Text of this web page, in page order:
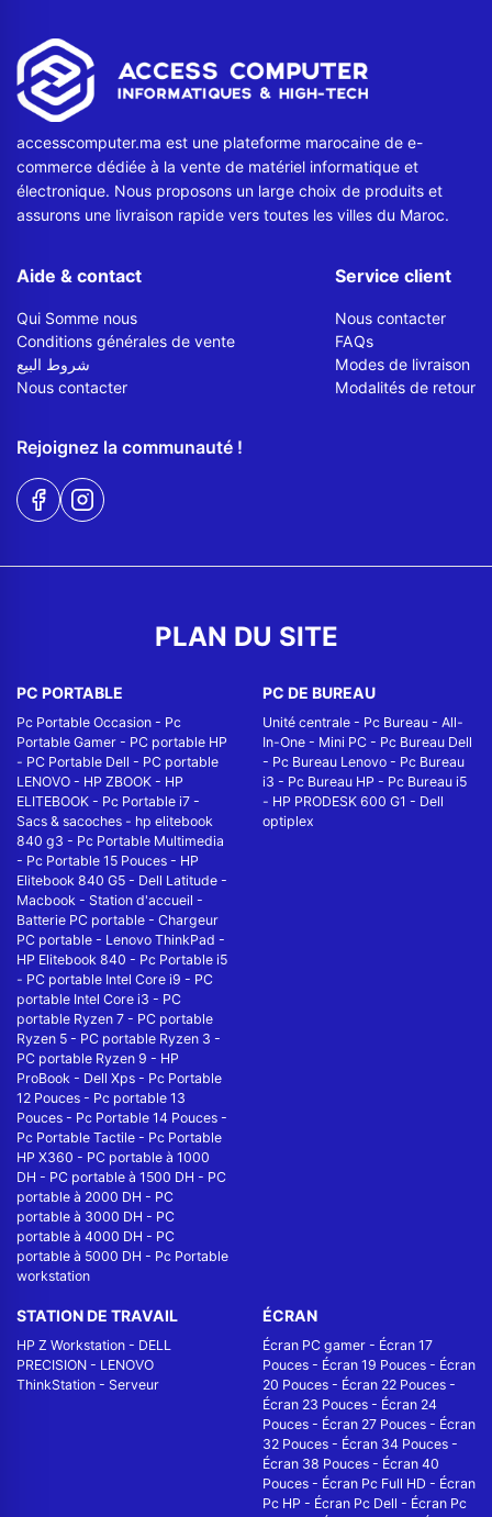
accesscomputer.ma est une plateforme marocaine de e-
commerce dédiée à la vente de matériel informatique et
électronique. Nous proposons un large choix de produits et
assurons une livraison rapide vers toutes les villes du Maroc.
Aide & contact
Qui Somme nous
Conditions générales de vente
شروط البيع
Nous contacter
Service client
Nous contacter
FAQs
Modes de livraison
Modalités de retour
Rejoignez la communauté !
PLAN DU SITE
PC PORTABLE
Pc Portable Occasion - Pc
Portable Gamer - PC portable HP
- PC Portable Dell - PC portable
LENOVO - HP ZBOOK - HP
ELITEBOOK - Pc Portable i7 -
Sacs & sacoches - hp elitebook
840 g3 - Pc Portable Multimedia
- Pc Portable 15 Pouces - HP
Elitebook 840 G5 - Dell Latitude -
Macbook - Station d'accueil -
Batterie PC portable - Chargeur
PC portable - Lenovo ThinkPad -
HP Elitebook 840 - Pc Portable i5
- PC portable Intel Core i9 - PC
portable Intel Core i3 - PC
portable Ryzen 7 - PC portable
Ryzen 5 - PC portable Ryzen 3 -
PC portable Ryzen 9 - HP
ProBook - Dell Xps - Pc Portable
12 Pouces - Pc portable 13
Pouces - Pc Portable 14 Pouces -
Pc Portable Tactile - Pc Portable
HP X360 - PC portable à 1000
DH - PC portable à 1500 DH - PC
portable à 2000 DH - PC
portable à 3000 DH - PC
portable à 4000 DH - PC
portable à 5000 DH - Pc Portable
workstation
PC DE BUREAU
Unité centrale - Pc Bureau - All-
In-One - Mini PC - Pc Bureau Dell
- Pc Bureau Lenovo - Pc Bureau
i3 - Pc Bureau HP - Pc Bureau i5
- HP PRODESK 600 G1 - Dell
optiplex
STATION DE TRAVAIL
HP Z Workstation - DELL
PRECISION - LENOVO
ThinkStation - Serveur
ÉCRAN
Écran PC gamer - Écran 17
Pouces - Écran 19 Pouces - Écran
20 Pouces - Écran 22 Pouces -
Écran 23 Pouces - Écran 24
Pouces - Écran 27 Pouces - Écran
32 Pouces - Écran 34 Pouces -
Écran 38 Pouces - Écran 40
Pouces - Écran Pc Full HD - Écran
Pc HP - Écran Pc Dell - Écran Pc